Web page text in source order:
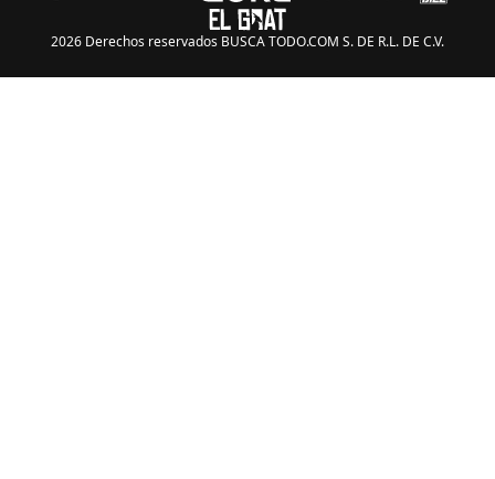
2026 Derechos reservados BUSCA TODO.COM S. DE R.L. DE C.V.